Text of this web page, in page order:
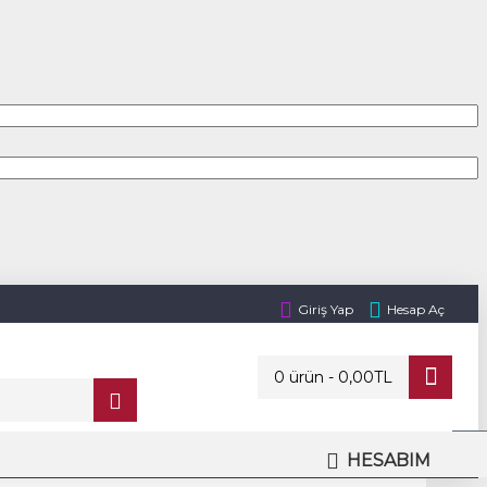
Giriş Yap Hesap Aç
0 ürün - 0,00TL
HESABIM